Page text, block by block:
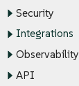
Security
Integrations
Observability
API